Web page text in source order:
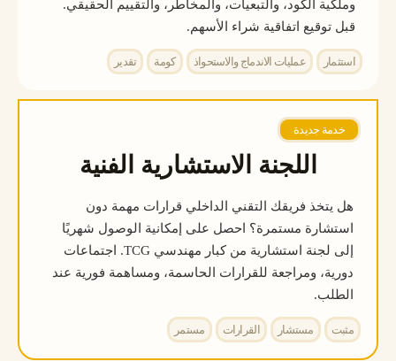
وملكية الكود، والتبعيات، والمخاطر، والتقييم الحقيقي.
قبل توقيع اتفاقية شراء الأسهم.
استثمار عمليات الاندماج والاستحواذ كومة تقدير
خدمة جديدة
اللجنة الاستشارية الفنية
هل يتخذ فريقك التقني الداخلي قرارات مهمة دون
استشارة مستمرة؟ احصل على إمكانية الوصول شهريًا
إلى لجنة استشارية من كبار مهندسي TCG. اجتماعات
دورية، ومراجعة للقرارات الحاسمة، ومساهمة فورية عند
الطلب.
مثبت مستشار القرارات مستمر